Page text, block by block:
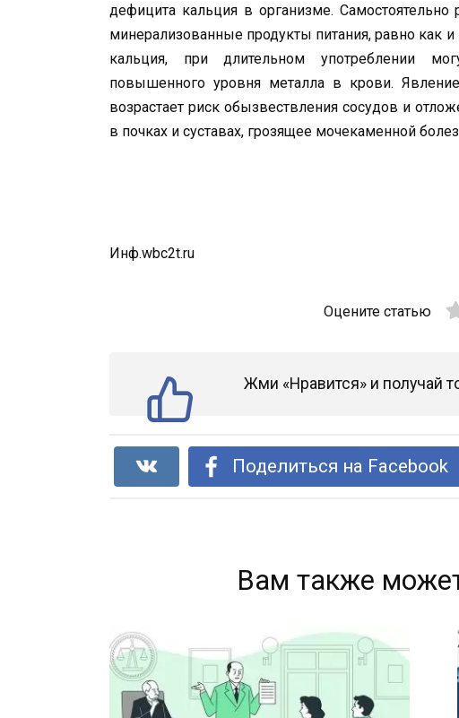
дефицита кальция в организме.
минерализованные продук­ты питания, равно как
каль­ция, при длительном употреблении
повышенного уровня металла в крови.
возрастает риск обызвест­вления сосудов и
в почках и суставах, грозящее мочекаменной
Инф.wbc2t.ru
Оцените статью
Жми «Нравится» и получай
Поделиться на Facebook
Вам также